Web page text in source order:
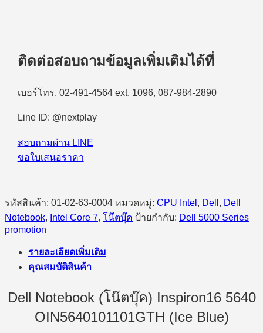
ติดต่อสอบถามข้อมูลเพิ่มเติมได้ที่
เบอร์โทร. 02-491-4564 ext. 1096, 087-984-2890
Line ID: @nextplay
สอบถามผ่าน LINE
ขอใบเสนอราคา
รหัสสินค้า: 01-02-63-0004 หมวดหมู่: CPU Intel , Dell , Dell
Notebook, Intel Core 7, โน๊ตบุ๊ค ป้ายกำกับ: Dell 5000 Series
promotion
รายละเอียดเพิ่มเติม
คุณสมบัติสินค้า
Dell Notebook (โน๊ตบุ๊ค) Inspiron16 5640
OIN5640101101GTH (Ice Blue)